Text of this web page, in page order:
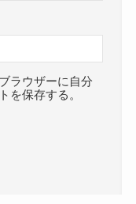
ラウザーに自分
を保存する。